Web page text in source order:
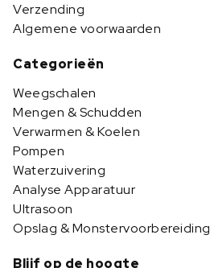
Verzending
Algemene voorwaarden
Categorieën
Weegschalen
Mengen & Schudden
Verwarmen & Koelen
Pompen
Waterzuivering
Analyse Apparatuur
Ultrasoon
Opslag & Monstervoorbereiding
Blijf op de hoogte